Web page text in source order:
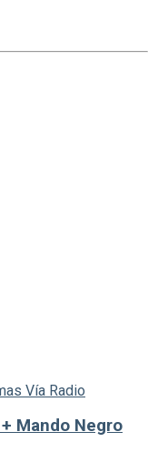
Vía Radio
+ Mando Negro